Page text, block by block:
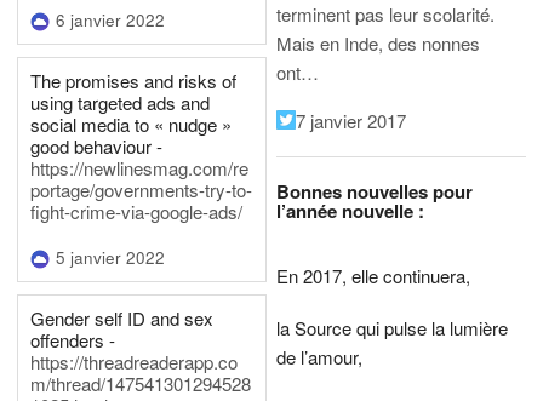
6 janvier 2022
The promises and risks of
using targeted ads and
social media to « nudge »
good behaviour -
https://newlinesmag.com/re
portage/governments-try-to-
fight-crime-via-google-ads/
5 janvier 2022
Gender self ID and sex
offenders -
https://threadreaderapp.co
m/thread/147541301294528
terminent pas leur scolarité.
Mais en Inde, des nonnes
ont…
7 janvier 2017
Bonnes nouvelles pour
l’année nouvelle :
En 2017, elle continuera,
la Source qui pulse la lumière
de l’amour,